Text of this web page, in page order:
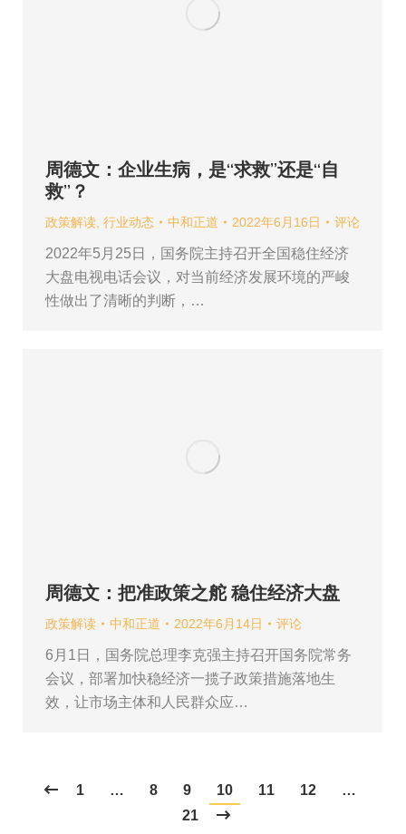
周德文：企业生病，是“求救”还是“自
救”？
政策解读 行业动态 中和正道 2022年6月16日 评论
2022年5月25日，国务院主持召开全国稳住经济
大盘电视电话会议，对当前经济发展环境的严峻
性做出了清晰的判断，…
周德文：把准政策之舵 稳住经济大盘
政策解读 中和正道 2022年6月14日 评论
6月1日，国务院总理李克强主持召开国务院常务
会议，部署加快稳经济一揽子政策措施落地生
效，让市场主体和人民群众应…
1 … 8 9 10 11 12
…
21